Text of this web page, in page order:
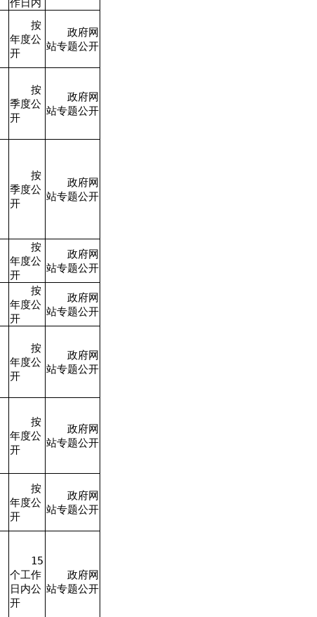
作日内
按
年度公
开
政府网
站专题公开
按
季度公
开
政府网
站专题公开
按
季度公
开
政府网
站专题公开
按
年度公
开
政府网
站专题公开
按
年度公
开
政府网
站专题公开
按
年度公
开
政府网
站专题公开
按
年度公
开
政府网
站专题公开
按
年度公
开
政府网
站专题公开
15
个工作
日内公
开
政府网
站专题公开